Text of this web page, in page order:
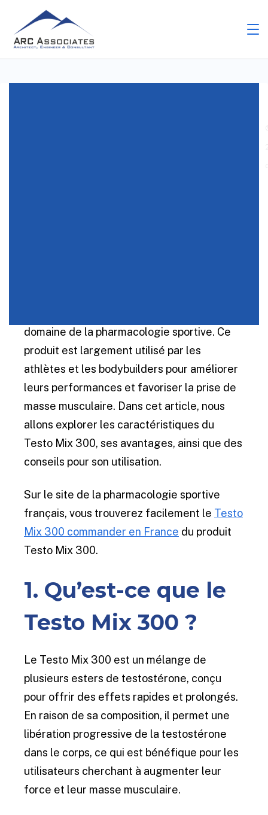
domaine de la pharmacologie sportive. Ce
produit est largement utilisé par les
athlètes et les bodybuilders pour améliorer
leurs performances et favoriser la prise de
masse musculaire. Dans cet article, nous
allons explorer les caractéristiques du
Testo Mix 300, ses avantages, ainsi que des
conseils pour son utilisation.
Sur le site de la pharmacologie sportive
français, vous trouverez facilement le Testo
Mix 300 commander en France du produit
Testo Mix 300.
1. Qu’est-ce que le
Testo Mix 300 ?
Le Testo Mix 300 est un mélange de
plusieurs esters de testostérone, conçu
pour offrir des effets rapides et prolongés.
En raison de sa composition, il permet une
libération progressive de la testostérone
dans le corps, ce qui est bénéfique pour les
utilisateurs cherchant à augmenter leur
force et leur masse musculaire.